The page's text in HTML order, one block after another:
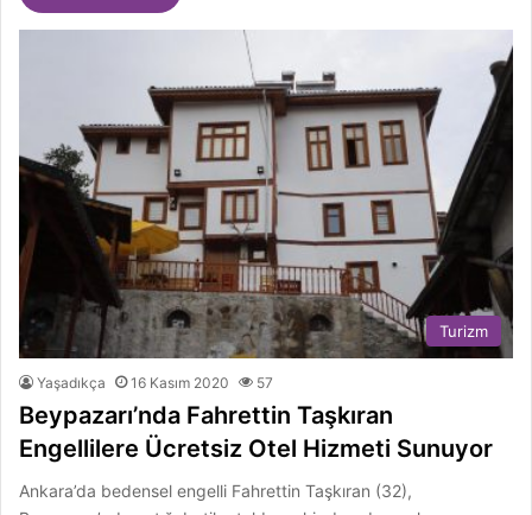
Turizm
Yaşadıkça 16 Kasım 2020 57
Beypazarı’nda Fahrettin Taşkıran
Engellilere Ücretsiz Otel Hizmeti Sunuyor
Ankara’da bedensel engelli Fahrettin Taşkıran (32),